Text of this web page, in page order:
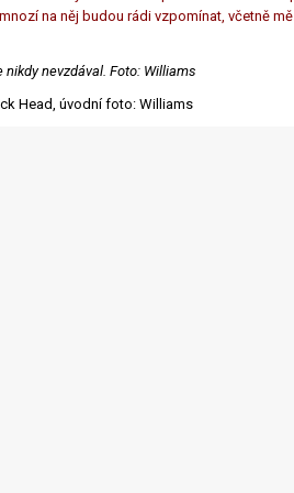
na něj budou rádi vzpomínat, včetně mě.
nikdy nevzdával. Foto: Williams
Head, úvodní foto: Williams